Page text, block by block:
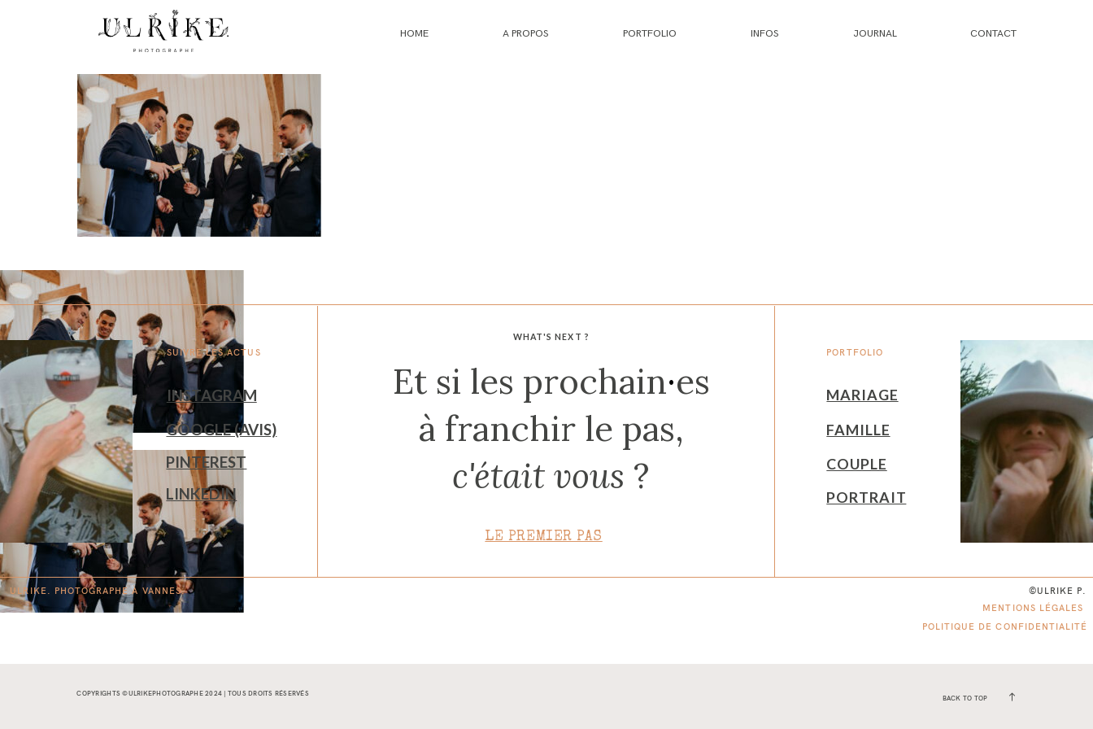
HOME A PROPOS PORTFOLIO INFOS JOURNAL CONTACT
WHAT'S NEXT ?
PORTFOLIO
SUIVRE LES ACTUS
Et si les prochain·es
à franchir le pas,
c'était vous ?
MARIAGE
INSTAGRAM
GOOGLE (AVIS)
FAMILLE
PINTEREST COUPLE
LINKEDIN PORTRAIT
LE PREMIER PAS
©ULRIKE P.
ULRIKE. PHOTOGRAPHE À VAN NES.
MENTIONS LÉGALES
POLITIQUE DE CONFIDENTIALITÉ
COPYRIGHTS ©ULRIKEPHOTOGRAPHE 2024 | TOUS DROITS RÉSERVÉS
BACK TO TOP